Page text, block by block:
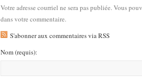
Votre adresse courriel ne sera pas publiée. Vous
dans votre commentaire.
S'abonner aux commentaires via RSS
Nom(requis):